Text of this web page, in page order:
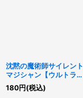
沈黙の魔術師サイレント
マジシャン【ウルトラ】
{RC02-JP011}《モンス
ター》
180円(税込)